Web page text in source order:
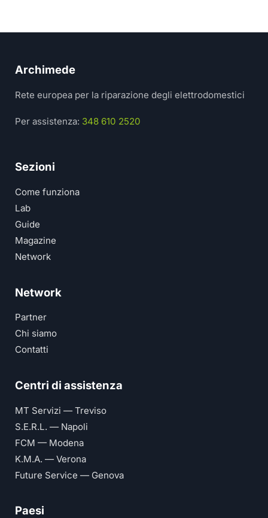
Archimede
Rete europea per la riparazione degli elettrodomestici
Per assistenza: 348 610 2520
Sezioni
Come funziona
Lab
Guide
Magazine
Network
Network
Partner
Chi siamo
Contatti
Centri di assistenza
MT Servizi — Treviso
S.E.R.L. — Napoli
FCM — Modena
K.M.A. — Verona
Future Service — Genova
Paesi